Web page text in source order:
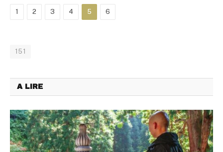
1 2 3 4 5 6
151
A LIRE